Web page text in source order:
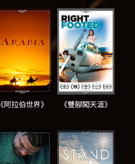
《阿拉伯世界》 《雙腳闖天涯》